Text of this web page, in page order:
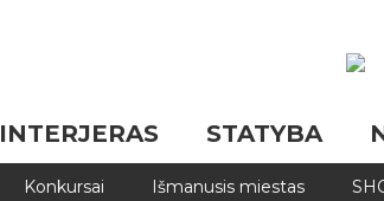
INTERJERAS STATYBA
Konkursai Išmanusis miestas